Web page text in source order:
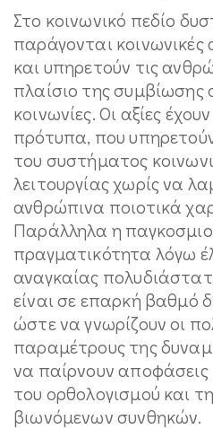
Στο κοινωνικό πεδίο
παράγονται κοινωνικές
και υπηρετούν τις
πλαίσιο της συμβίωσης
κοινωνίες. Οι αξίες
πρότυπα, που
του συστήματος
λειτουργίας χωρίς να
ανθρώπινα ποιοτικά
Παράλληλα η
πραγματικότητα λόγω
αναγκαίας
είναι σε επαρκή βαθμό
ώστε να γνωρίζουν οι
παραμέτρους της
να παίρνουν αποφάσεις
του ορθολογισμού και
βιωνόμενων συνθηκών.